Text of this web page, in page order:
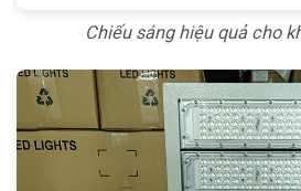
Chiếu sáng hiệu quả cho